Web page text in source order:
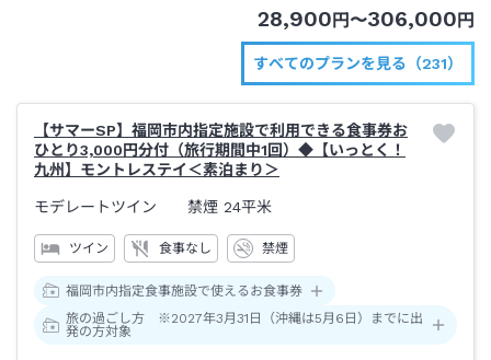
28,900 円 〜306,000 円
すべてのプランを見る（231）
【サマーSP】福岡市内指定施設で利用できる食事券お
ひとり3,000円分付（旅行期間中1回）◆【いっとく！
九州】モントレステイ＜素泊まり＞
モデレートツイン 禁煙 24平米
ツイン 食事なし 禁煙
福岡市内指定食事施設で使えるお食事券
旅の過ごし方 ※2027年3月31日（沖縄は5月6日）までに出
発の方対象